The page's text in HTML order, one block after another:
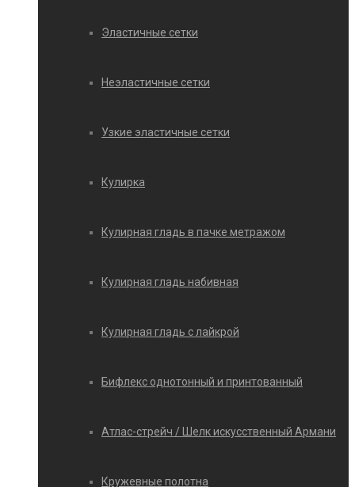
Эластичные сетки
Неэластичные сетки
Узкие эластичные сетки
Кулирка
Кулирная гладь в пачке метражом
Кулирная гладь набивная
Кулирная гладь с лайкрой
Бифлекс однотонный и принтованный
Атлас-стрейч / Шелк искусственный Армани
Кружевные полотна